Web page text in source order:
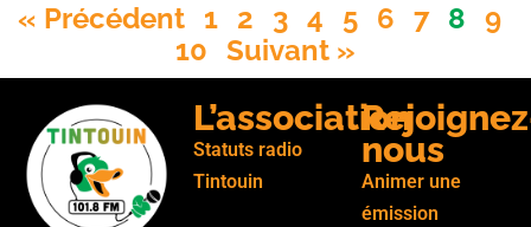
« Précédent 1 2 3 4 5 6 7 8 9
10 Suivant »
L’association
Statuts radio
Tintouin
nous
Animer une
émission